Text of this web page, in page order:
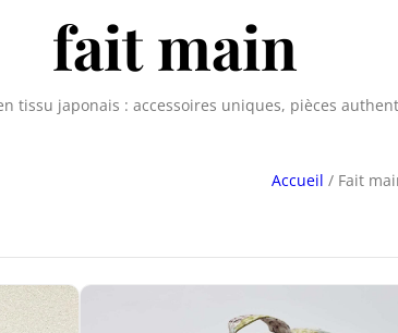
fait main
tissu japonais : accessoires uniques, pièces
Accueil / Fait